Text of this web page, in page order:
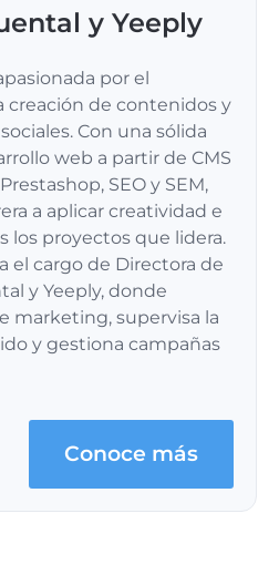
y Yeeply
por el
creación de contenidos y
Con una sólida
web a partir de CMS
SEO y SEM,
a aplicar creatividad e
los proyectos que lidera.
el cargo de Directora de
y Yeeply, donde
marketing, supervisa la
y gestiona campañas
Conoce más